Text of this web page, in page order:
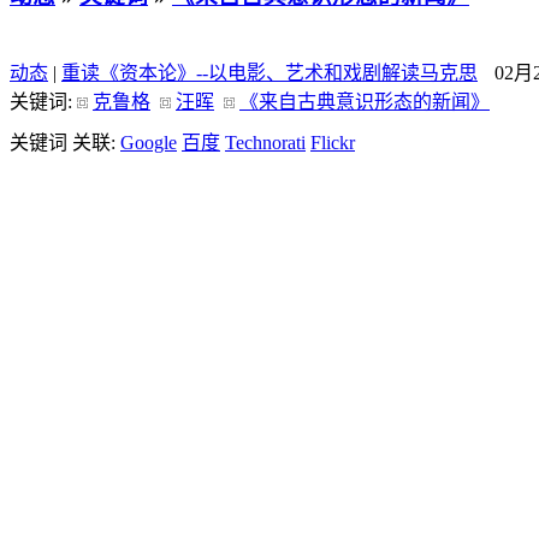
动态 | 重读《资本论》--以电影、艺术和戏剧解读马克思
02月
关键词:
克鲁格 汪晖
《来自古典意识形态的新闻》
关键词 关联: Google 百度 Technorati Flickr